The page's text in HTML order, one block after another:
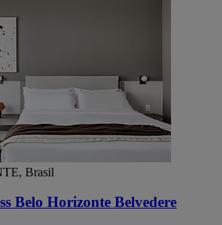
Brasil
Belo Horizonte Belvedere